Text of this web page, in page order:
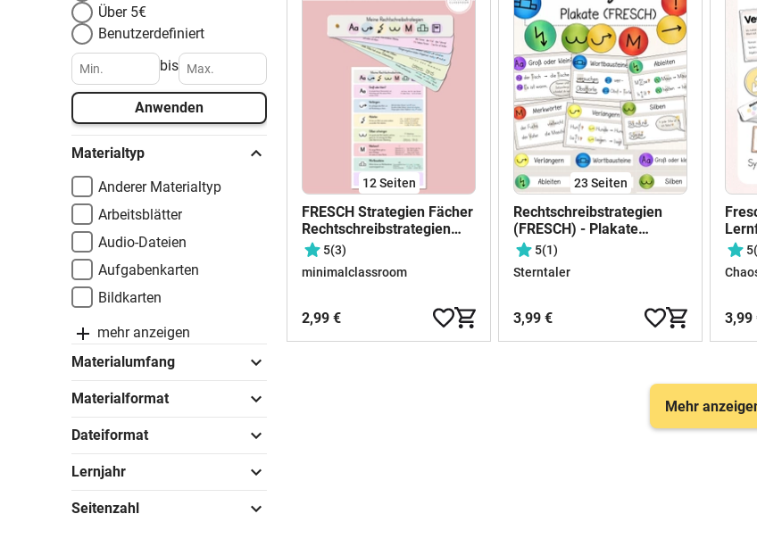
Über 5€
Benutzerdefiniert
bis
Anwenden
Materialtyp
Anderer Materialtyp
Arbeitsblätter
Audio-Dateien
Aufgabenkarten
Bildkarten
mehr anzeigen
Materialumfang
Materialformat
Dateiformat
Lernjahr
Seitenzahl
12Seiten
FRESCH Strategien Fächer
Rechtschreibstrategien
(Übersicht)
5(3)
minimalclassroom
2,99 €
23 Seiten
Rechtschreibstrategien
(FRESCH) - Plakate
Grundschule
5(1)
Sterntaler
3,99 €
5
3,99
Mehr